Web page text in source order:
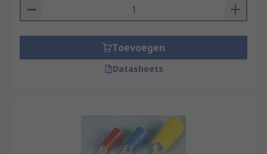
Toevoegen
Datasheets